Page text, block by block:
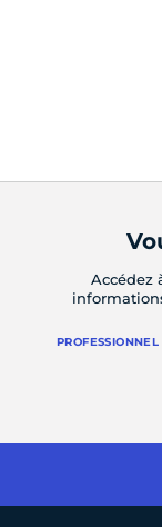
Accédez
PROFESSIONNEL